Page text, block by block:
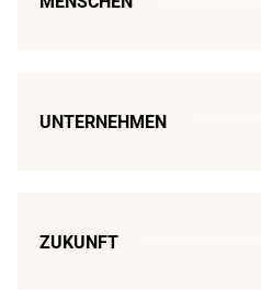
UNTERNEHMEN
ZUKUNFT